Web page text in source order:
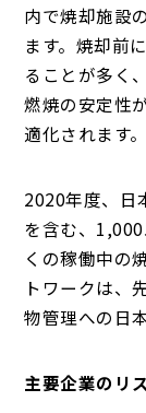
内で焼却施設
ます。焼却前
ることが多く
燃焼の安定性
適化されます。
2020年度、日
を含む、
くの稼働中の
トワークは、
物管理への日
主要企業のリ